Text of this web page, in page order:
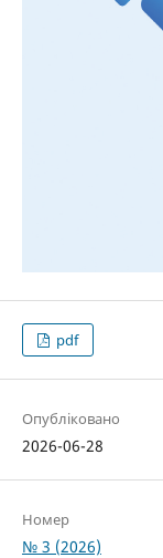
pdf
Опубліковано
2026-06-28
Номер
№ 3 (2026)